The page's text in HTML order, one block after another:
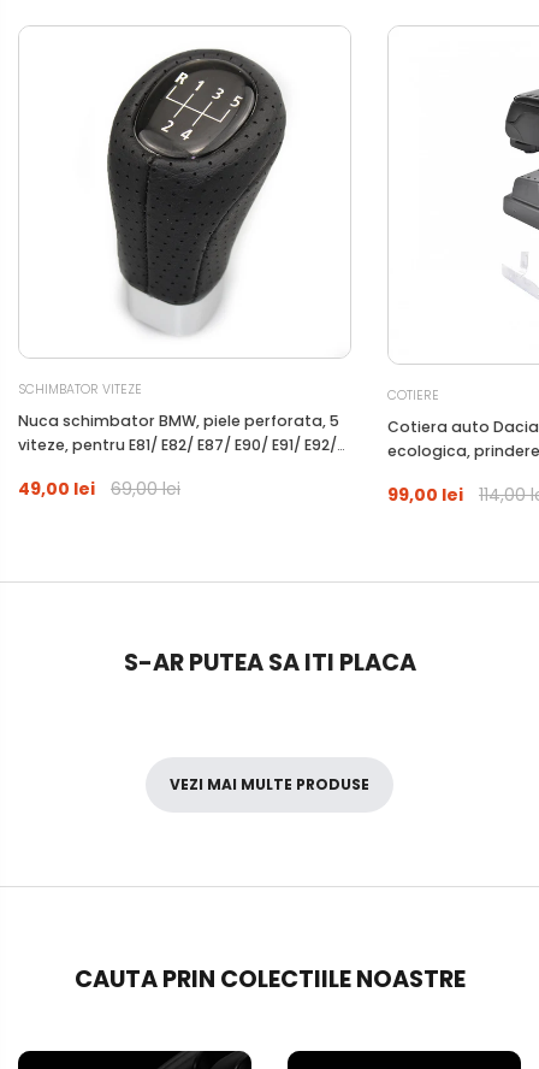
SCHIMBATOR VITEZE
Nuca schimbator BMW, piele perforata, 5
viteze, pentru E81/ E82/ E87/ E90/ E91/ E92/
49,00 lei 69,00 lei
COTIERE
Cotiera auto Dacia
ecologica,
99,00 lei 114,00
S-AR PUTEA SA ITI PLACA
VEZI MAI MULTE PRODUSE
CAUTA PRIN COLECTIILE NOASTRE